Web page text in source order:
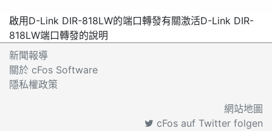
啟用D-Link DIR-818LW的端口轉發有關激活D-Link DIR-
818LW端口轉發的說明
新聞報導
關於 cFos Software
隱私權政策
網站地圖
cFos auf Twitter folgen